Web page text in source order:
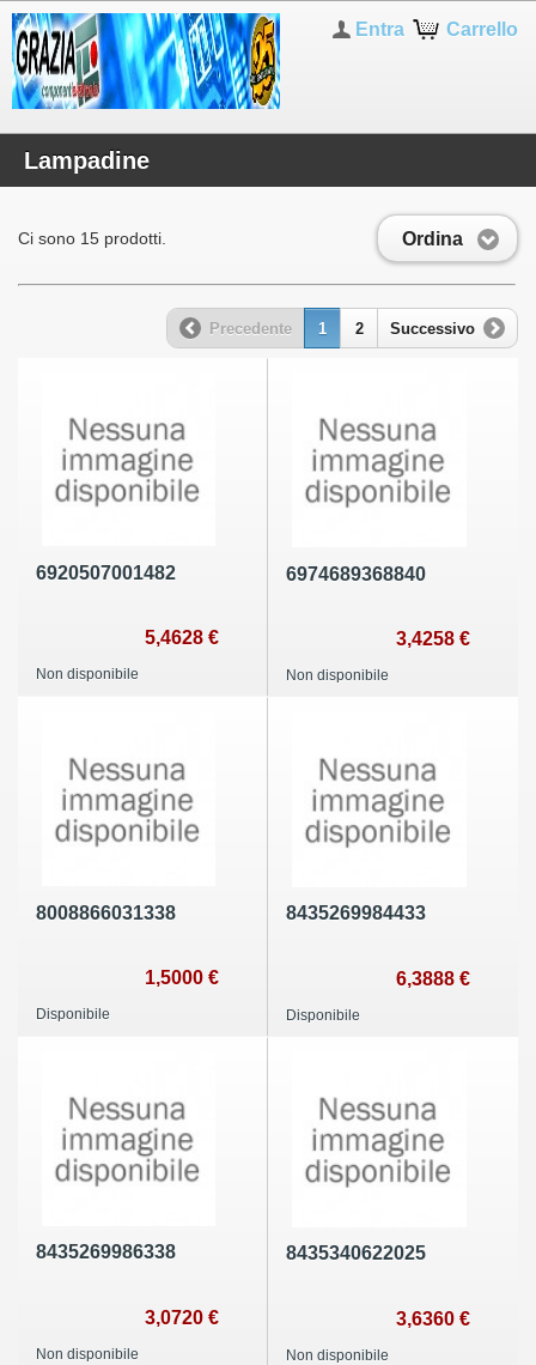
Carrello
Entra
Lampadine
Ordina
Ci sono 15 prodotti.
Precedente 1 2 Successivo
6920507001482
5,4628 €
Non disponibile
6974689368840
3,4258 €
Non disponibile
8008866031338
1,5000 €
Disponibile
8435269984433
6,3888 €
Disponibile
8435269986338
3,0720 €
Non disponibile
8435340622025
3,6360 €
Non disponibile